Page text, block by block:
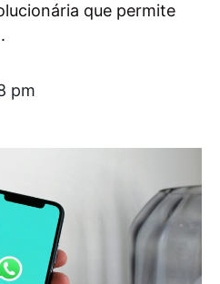
que permite
pm